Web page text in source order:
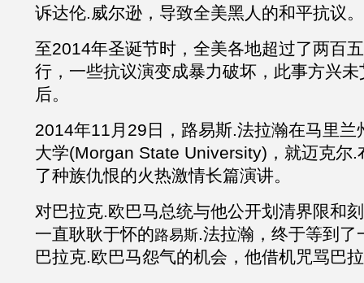
诉达伦.威尔逊，导致全美黑人的和平抗议。
至2014年圣诞节时，全美各地超过了两百
行，一些抗议演变成暴力破坏，此事方兴
后。
2014年11月29日， 路易斯.法拉瀚在马里兰
大学(Morgan State University)，就迈克尔.
了种族仇恨的火热激情长篇演讲。
对巴拉克.欧巴马总统与他公开划清界限和
一直耿耿于怀的路易斯.法拉瀚 ，终于等到
巴拉克.欧巴马怨气的机会，他借机咒骂巴